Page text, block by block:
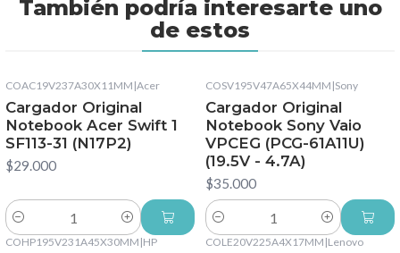
También podría interesarte uno
de estos
COAC19V237A30X11MM |Acer
Cargador Original
Notebook Acer Swift 1
SF113-31 (N17P2)
$29.000
Cantidad
COSV195V47A65X44MM |Sony
Cargador Original
Notebook Sony Vaio
VPCEG (PCG-61A11U)
(19.5V - 4.7A)
$35.000
Cantidad
COHP195V231A45X30MM |HP COLE20V225A4X17MM |Lenovo